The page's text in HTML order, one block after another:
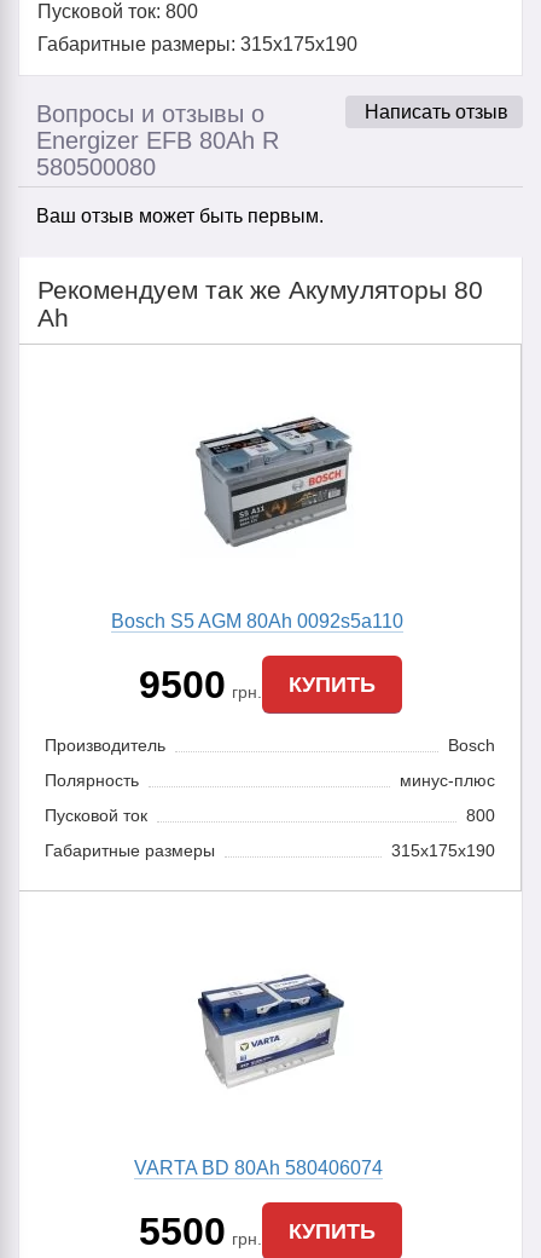
Пусковой ток: 800
Габаритные размеры: 315x175x190
Написать отзыв
Вопросы и отзывы о
Energizer EFB 80Ah R
580500080
Ваш отзыв может быть первым.
Рекомендуем так же Акумуляторы 80
Ah
Bosch S5 AGM 80Ah 0092s5a110
9500 грн. КУПИТЬ
Производитель
Bosch
Полярность
минус-плюс
Пусковой ток
800
Габаритные размеры
315x175x190
VARTA BD 80Ah 580406074
5500 грн. КУПИТЬ